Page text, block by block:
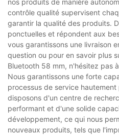
nos produits de manière
contrôle qualité supervisent
garantir la qualité des produits.
ponctuelles et répondent aux
vous garantissons une livraison
question ou pour en savoir plus
Bluetooth 58 mm, n'hésitez pas
Nous garantissons une forte
processus de service
disposons d'un centre de
performant et d'une solide
développement, ce qui nous
nouveaux produits, tels que